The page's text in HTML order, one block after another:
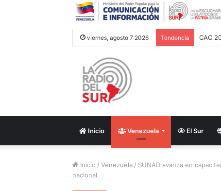
viernes, agosto 7 2026 Tendencia CAC
Inicio Venezuela El Sur
Inicio / Venezuela / SUNAD avanza en
nacional